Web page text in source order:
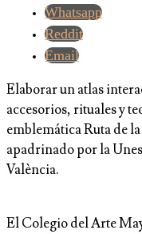
Whatsapp
Reddit
Email
Elaborar un atlas
accesorios, rituales y
emblemática Ruta de
apadrinado por la
València.
El Colegio del Arte